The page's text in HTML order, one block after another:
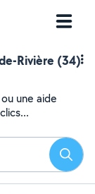
Rivière (34)
une aide